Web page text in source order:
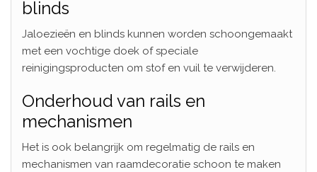
blinds
Jaloezieën en blinds kunnen worden schoongemaakt
met een vochtige doek of speciale
reinigingsproducten om stof en vuil te verwijderen.
Onderhoud van rails en
mechanismen
Het is ook belangrijk om regelmatig de rails en
mechanismen van raamdecoratie schoon te maken